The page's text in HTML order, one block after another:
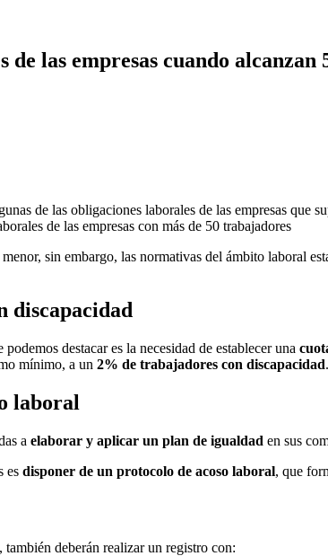
de las empresas cuando
de las obligaciones laborales de las empresas que
sin embargo, las normativas del ámbito laboral
discapacidad
destacar es la necesidad de establecer una
mínimo, a un 2% de trabajadores con discapacidad.
laboral
a elaborar y aplicar un plan de igualdad en sus
es disponer de un protocolo de acoso laboral, que
deberán realizar un registro con: